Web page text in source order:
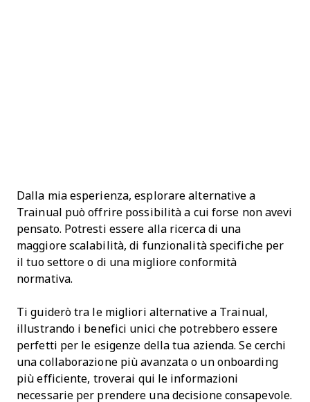
Dalla mia esperienza, esplorare alternative a
Trainual può offrire possibilità a cui forse non avevi
pensato. Potresti essere alla ricerca di una
maggiore scalabilità, di funzionalità specifiche per
il tuo settore o di una migliore conformità
normativa.
Ti guiderò tra le migliori alternative a Trainual,
illustrando i benefici unici che potrebbero essere
perfetti per le esigenze della tua azienda. Se cerchi
una collaborazione più avanzata o un onboarding
più efficiente, troverai qui le informazioni
necessarie per prendere una decisione consapevole.